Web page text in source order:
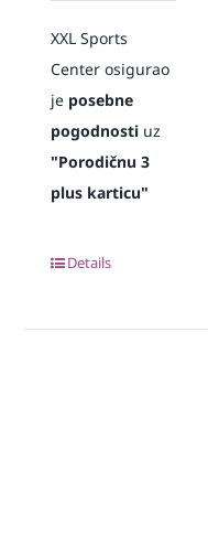
XXL Sports
Center osigurao
je posebne
pogodnostiuz
"Porodičnu 3
plus karticu"
Details